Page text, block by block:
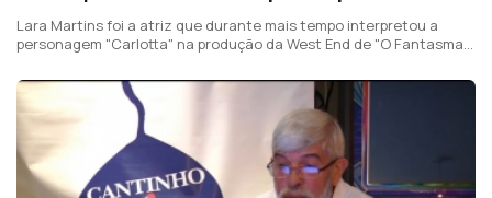
Lara Martins foi a atriz que durante mais tempo interpretou a
personagem "Carlotta" na produção da West End de "O Fantasma